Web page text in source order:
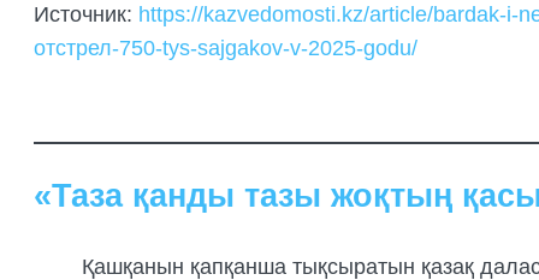
Источник: https://kazvedomosti.kz/article/bardak-i-
отстрел-750-tys-sajgakov-v-2025-godu/
«Таза қанды тазы жоқтың
Қашқанын қапқанша тықсыратын қазақ